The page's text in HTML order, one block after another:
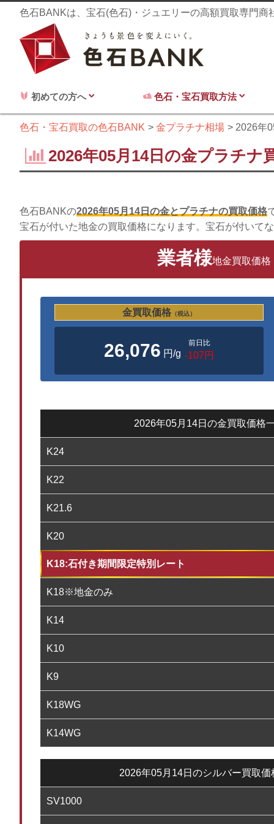
色石BANKは、宝石(色石)・ジュエリーの高額買取専門商
初めての方へ 色石・宝石買取方法
色石・宝石買取の色石BANK 金プラチナ相場 2026年
2026年05月14日の金プラチナ
色石BANKの2026年05月14日の金とプラチナの買取価格
宝石が付いた地金の買取価格になります。宝石が付いて
業者様地金買取価格
金買取価格（税込）
26,076 円/g
前日比
-107円
2026年05月14日の金買取価格
K24
K22
K21.6
K20
K18:石付き期間限定特別レート
K18※地金のみ
K14
K10
K9
K18WG
K14WG
2026年05月14日のシルバー買取価
SV1000